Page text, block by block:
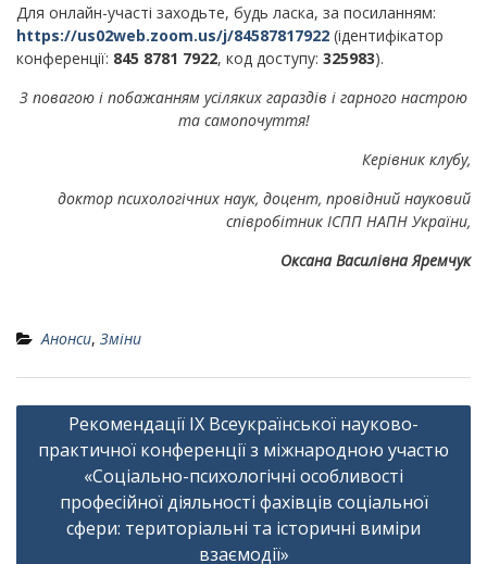
Для онлайн-участі заходьте, будь ласка, за посиланням:
https://us02web.zoom.us/j/84587817922 (ідентифікатор
конференції: 845 8781 7922, код доступу: 325983).
З повагою і побажанням усіляких гараздів і гарного настрою
та самопочуття!
Керівник клубу,
доктор психологічних наук, доцент, провідний науковий
співробітник ІСПП НАПН України,
Оксана Василівна Яремчук
Анонси, Зміни
Навігація
записів
Рекомендації ІX Всеукраїнської науково-
практичної конференції з міжнародною участю
«Соціально-психологічні особливості
професійної діяльності фахівців соціальної
сфери: територіальні та історичні виміри
взаємодії»